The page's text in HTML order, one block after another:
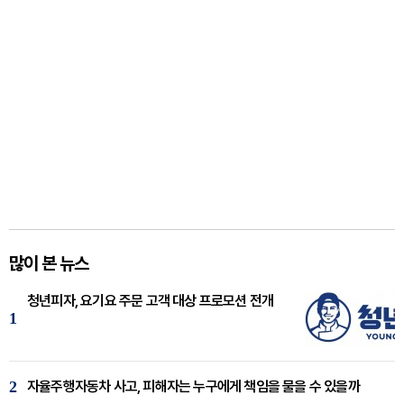
많이 본 뉴스
1
청년피자, 요기요 주문 고객 대상 프로모션 전개
2 자율주행자동차 사고, 피해자는 누구에게 책임을 물을 수 있을까